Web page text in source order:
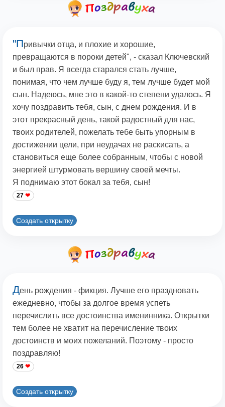
"Привычки отца, и плохие и хорошие,
превращаются в пороки детей", - сказал Ключевский
и был прав. Я всегда старался стать лучше,
понимая, что чем лучше буду я, тем лучше будет мой
сын. Надеюсь, мне это в какой-то степени удалось. Я
хочу поздравить тебя, сын, с днем рождения. И в
этот прекрасный день, такой радостный для нас,
твоих родителей, пожелать тебе быть упорным в
достижении цели, при неудачах не раскисать, а
становиться еще более собранным, чтобы с новой
энергией штурмовать вершину своей мечты.
Я поднимаю этот бокал за тебя, сын!
27
Создать открытку
День рождения - фикция. Лучше его праздновать
ежедневно, чтобы за долгое время успеть
перечислить все достоинства именинника. Открытки
тем более не хватит на перечисление твоих
достоинств и моих пожеланий. Поэтому - просто
поздравляю!
26
Создать открытку